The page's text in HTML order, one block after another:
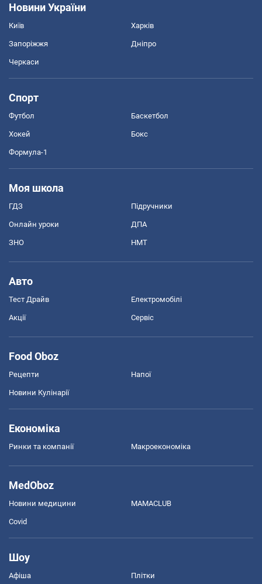
Новини України
Київ Харків
Запоріжжя Дніпро
Черкаси
Спорт
Футбол Баскетбол
Хокей Бокс
Формула-1
Моя школа
ГДЗ Підручники
Онлайн уроки ДПА
ЗНО НМТ
Авто
Тест Драйв Електромобілі
Акції Сервіс
Food Oboz
Рецепти Напої
Новини Кулінарії
Економіка
Ринки та компанії Макроекономіка
MedOboz
Новини медицини MAMACLUB
Covid
Шоу
Афіша Плітки